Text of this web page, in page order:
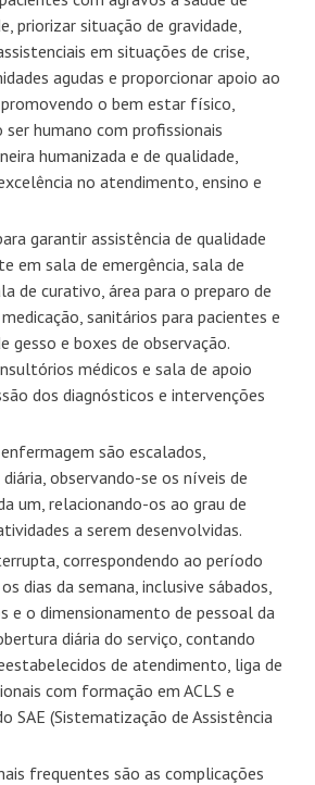
priorizar situação de gravidade,
em situações de crise,
agudas e proporcionar apoio ao
o bem estar físico,
humano com profissionais
humanizada e de qualidade,
no atendimento, ensino e
garantir assistência de qualidade
em sala de emergência, sala de
de curativo, área para o preparo de
sanitários para pacientes e
gesso e boxes de observação.
médicos e sala de apoio
dos diagnósticos e intervenções
são escalados,
observando-se os níveis de
um, relacionando-os ao grau de
a serem desenvolvidas.
correspondendo ao período
dias da semana, inclusive sábados,
e o dimensionamento de pessoal da
diária do serviço, contando
de atendimento, liga de
com formação em ACLS e
SAE (Sistematização de Assistência
frequentes são as complicações